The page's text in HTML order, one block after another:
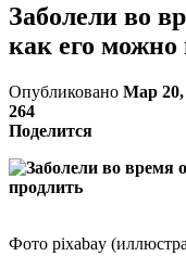
Заболели во
как его можно
Опубликовано Мар 20,
264
Поделится
Фото pixabay